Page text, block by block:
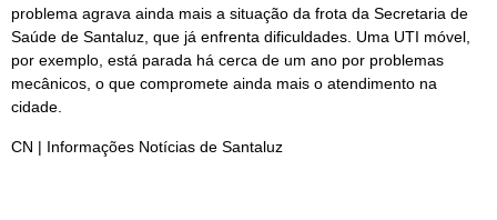
problema agrava ainda mais a situação da frota da Secretaria de
Saúde de Santaluz, que já enfrenta dificuldades. Uma UTI móvel,
por exemplo, está parada há cerca de um ano por problemas
mecânicos, o que compromete ainda mais o atendimento na
cidade.
CN | Informações Notícias de Santaluz